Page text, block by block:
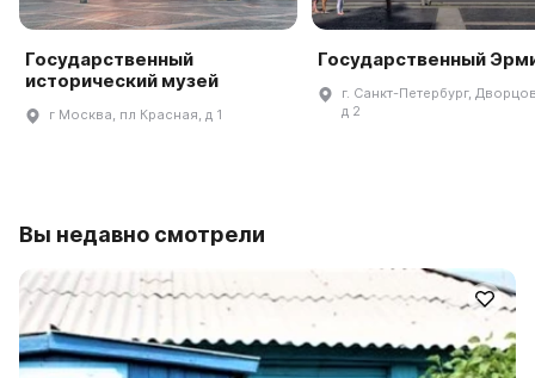
Государственный
исторический музей
г Москва, пл Красная, д 1
Государственный
г. Санкт-Петербург,
д 2
Вы недавно смотрели